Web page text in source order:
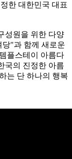
한 대한민국 대표
성원을 위한 다양
"과 함께 새로운
플스테이 아름다
국의 진정한 아름
는 단 하나의 행복